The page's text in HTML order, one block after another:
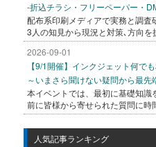
-折込チラシ・フリーペーパー・
配布系印刷メディアで実務と調査
3人の知見から現況と対策､方向
2026-09-01
【9/1開催】インクジェット何で
～いまさら聞けない疑問から最先
本イベントでは、最初に基礎知識
前に皆様から寄せられた質問に時
人気記事ランキング